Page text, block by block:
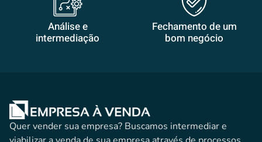
Análise e
intermediação
Fechamento de um
bom negócio
Quer vender sua empresa? Buscamos intermediar e